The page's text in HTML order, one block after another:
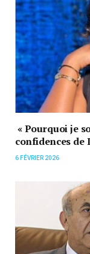
« Pourquoi je
confidences de
6 FÉVRIER 2026